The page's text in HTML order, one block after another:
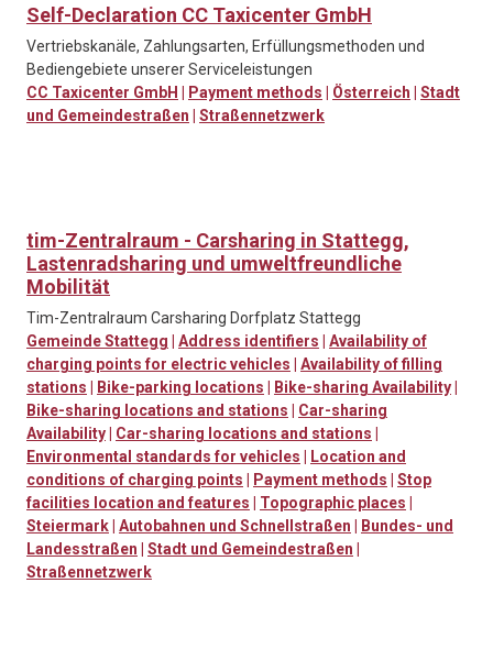
Self-Declaration CC Taxicenter GmbH
Vertriebskanäle, Zahlungsarten, Erfüllungsmethoden und
Bediengebiete unserer Serviceleistungen
CC Taxicenter GmbH
Payment methods Österreich
Stadt
und Gemeindestraßen
Straßennetzwerk
tim-Zentralraum - Carsharing in Stattegg,
Lastenradsharing und umweltfreundliche
Mobilität
Tim-Zentralraum Carsharing Dorfplatz Stattegg
Gemeinde Stattegg
Address identifiers
Availability of
charging points for electric vehicles
Availability of filling
stations
Bike-parking locations Bike-sharing Availability
Bike-sharing locations and stations
Car-sharing
Availability
Car-sharing locations and stations
Environmental standards for vehicles
Location and
conditions of charging points
Payment methods
Stop
facilities location and features
Topographic places
Steiermark Autobahnen und Schnellstraßen
Bundes- und
Landesstraßen
Stadt und Gemeindestraßen
Straßennetzwerk